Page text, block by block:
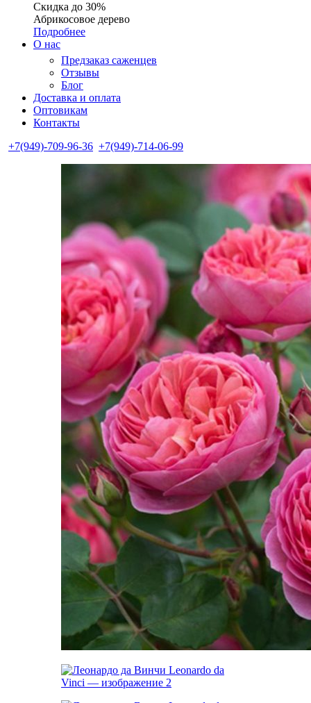
Скидка до 30%
Абрикосовое дерево
Подробнее
О нас
Предзаказ саженцев
Отзывы
Блог
Доставка и оплата
Оптовикам
Контакты
+7(949)-709-96-36 +7(949)-714-06-99